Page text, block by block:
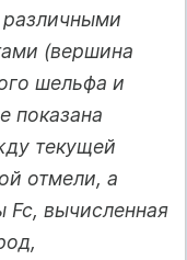
(вершина
шельфа и
показана
текущей
отмели, а
Fc, вычисленная